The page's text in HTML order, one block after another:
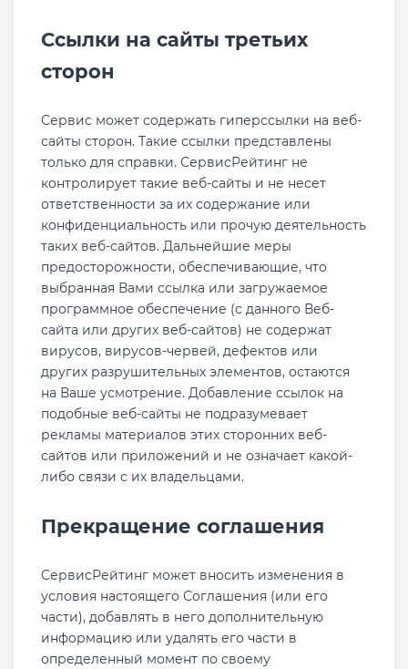
Ссылки на сайты третьих
сторон
Сервис может содержать гиперссылки на веб-
сайты сторон. Такие ссылки представлены
только для справки. СервисРейтинг не
контролирует такие веб-сайты и не несет
ответственности за их содержание или
конфиденциальность или прочую деятельность
таких веб-сайтов. Дальнейшие меры
предосторожности, обеспечивающие, что
выбранная Вами ссылка или загружаемое
программное обеспечение (с данного Веб-
сайта или других веб-сайтов) не содержат
вирусов, вирусов-червей, дефектов или
других разрушительных элементов, остаются
на Ваше усмотрение. Добавление ссылок на
подобные веб-сайты не подразумевает
рекламы материалов этих сторонних веб-
сайтов или приложений и не означает какой-
либо связи с их владельцами.
Прекращение соглашения
СервисРейтинг может вносить изменения в
условия настоящего Соглашения (или его
части), добавлять в него дополнительную
информацию или удалять его части в
определенный момент по своему